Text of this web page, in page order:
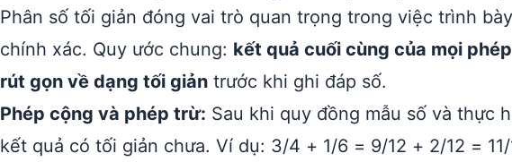
Phân số tối giản đóng vai trò quan trọng trong việc trình
chính xác. Quy ước chung: kết quả cuối cùng của mọi
rút gọn về dạng tối giản trước khi ghi đáp số.
Phép cộng và phép trừ: Sau khi quy đồng mẫu số và thực
kết quả có tối giản chưa. Ví dụ: 3/4 + 1/6 = 9/12 + 2/12 = 11/